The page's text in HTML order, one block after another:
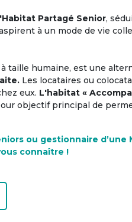
Partagé Senior,
à un mode de vie
taille humaine, est une
Les locataires ou
eux. L'habitat «
objectif principal de
ou gestionnaire d’une
connaître !